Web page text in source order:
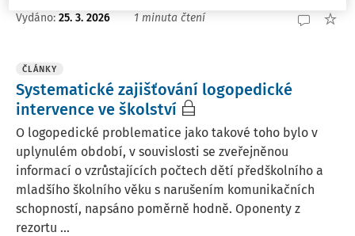
Vydáno: 25. 3. 2026 1 minuta čtení
ČLÁNKY
Systematické zajišťování logopedické
intervence ve školství
O logopedické problematice jako takové toho bylo v
uplynulém období, v souvislosti se zveřejněnou
informací o vzrůstajících počtech dětí předškolního a
mladšího školního věku s narušením komunikačních
schopností, napsáno poměrně hodně. Oponenty z
rezortu ...